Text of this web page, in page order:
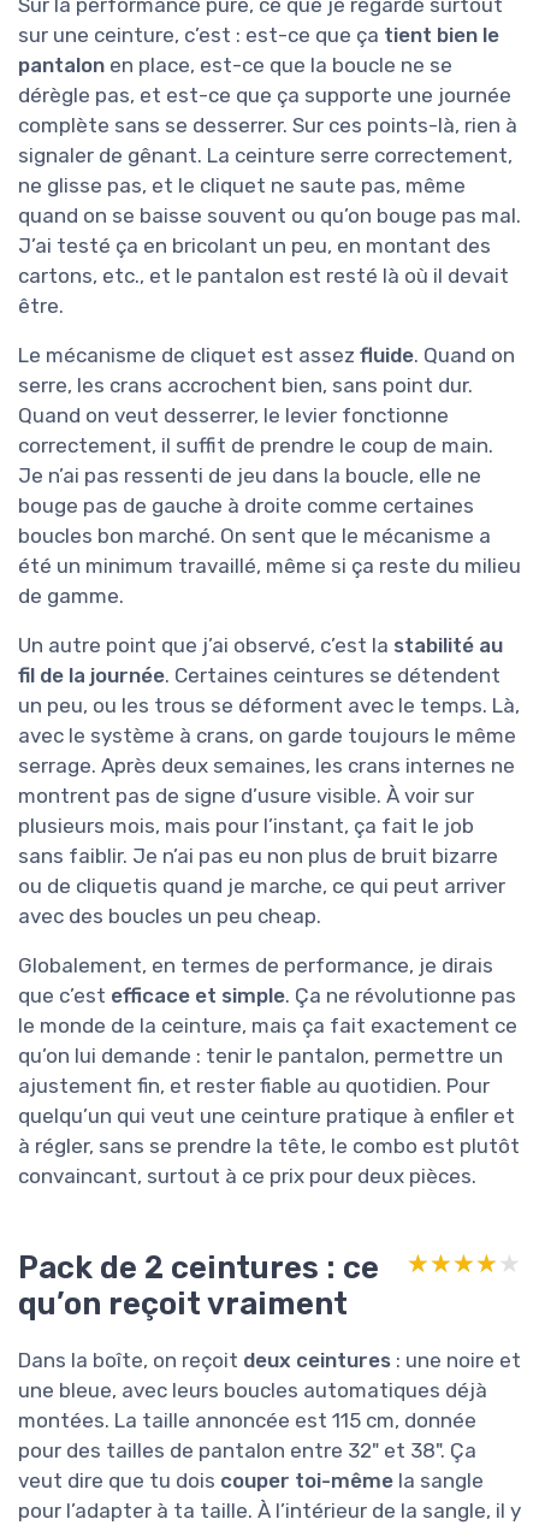
sur une ceinture, c’est : est-ce que ça tient bien le
pantalon en place, est-ce que la boucle ne se
dérègle pas, et est-ce que ça supporte une journée
complète sans se desserrer. Sur ces points-là, rien à
signaler de gênant. La ceinture serre correctement,
ne glisse pas, et le cliquet ne saute pas, même
quand on se baisse souvent ou qu’on bouge pas mal.
J’ai testé ça en bricolant un peu, en montant des
cartons, etc., et le pantalon est resté là où il devait
être.
Le mécanisme de cliquet est assez fluide. Quand on
serre, les crans accrochent bien, sans point dur.
Quand on veut desserrer, le levier fonctionne
correctement, il suffit de prendre le coup de main.
Je n’ai pas ressenti de jeu dans la boucle, elle ne
bouge pas de gauche à droite comme certaines
boucles bon marché. On sent que le mécanisme a
été un minimum travaillé, même si ça reste du milieu
de gamme.
Un autre point que j’ai observé, c’est la stabilité au
fil de la journée. Certaines ceintures se détendent
un peu, ou les trous se déforment avec le temps. Là,
avec le système à crans, on garde toujours le même
serrage. Après deux semaines, les crans internes ne
montrent pas de signe d’usure visible. À voir sur
plusieurs mois, mais pour l’instant, ça fait le job
sans faiblir. Je n’ai pas eu non plus de bruit bizarre
ou de cliquetis quand je marche, ce qui peut arriver
avec des boucles un peu cheap.
Globalement, en termes de performance, je dirais
que c’est efficace et simple. Ça ne révolutionne pas
le monde de la ceinture, mais ça fait exactement ce
qu’on lui demande : tenir le pantalon, permettre un
ajustement fin, et rester fiable au quotidien. Pour
quelqu’un qui veut une ceinture pratique à enfiler et
à régler, sans se prendre la tête, le combo est plutôt
convaincant, surtout à ce prix pour deux pièces.
Pack de 2 ceintures : ce
qu’on reçoit vraiment
★★★★★
★★★★★
Dans la boîte, on reçoit deux ceintures : une noire et
une bleue, avec leurs boucles automatiques déjà
montées. La taille annoncée est 115 cm, donnée
pour des tailles de pantalon entre 32" et 38". Ça
veut dire que tu dois couper toi-même la sangle
pour l’adapter à ta taille. À l’intérieur de la sangle, il y